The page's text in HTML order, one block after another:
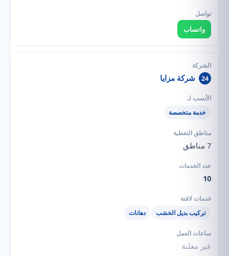
واتساب
24 شركة مزايا
خدمة متخصصة
7 مناطق
10
تركيب بديل الخشب دهانات
غير معلنة